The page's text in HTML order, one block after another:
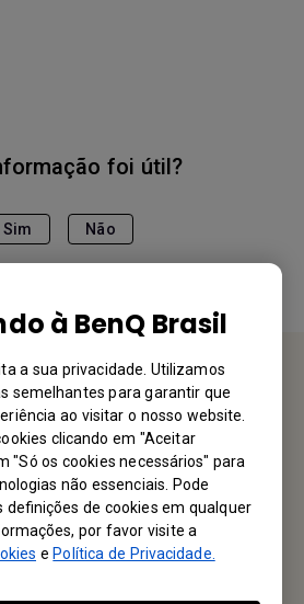
à BenQ Brasil
a sua privacidade. Utilizamos
semelhantes para garantir que
ao visitar o nosso website.
clicando em "Aceitar
"Só os cookies necessários" para
não essenciais. Pode
definições de cookies em qualquer
por favor visite a
e Política de Privacidade.
foi útil?
Sim Não
Conosco
muito de ouvir de você
um email